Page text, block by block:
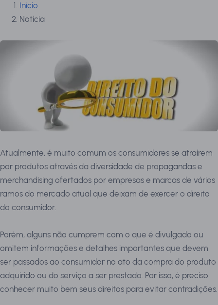
Início
Notícia
Atualmente, é muito comum os consumidores se atraírem
por produtos através da diversidade de propagandas e
merchandising ofertados por empresas e marcas de vários
ramos do mercado atual que deixam de exercer o direito
do consumidor.
Porém, alguns não cumprem com o que é divulgado ou
omitem informações e detalhes importantes que devem
ser passados ao consumidor no ato da compra do produto
adquirido ou do serviço a ser prestado. Por isso, é preciso
conhecer muito bem seus direitos para evitar contradições.